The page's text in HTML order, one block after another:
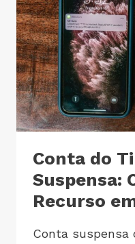
Conta do
Suspensa:
Recurso
Conta suspensa